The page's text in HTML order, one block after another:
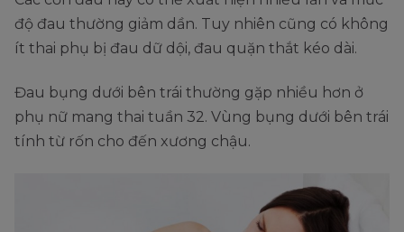
độ đau thường giảm dần. Tuy nhiên cũng có không
ít thai phụ bị đau dữ dội, đau quặn thắt kéo dài.
Đau bụng dưới bên trái thường gặp nhiều hơn ở
phụ nữ mang thai tuần 32. Vùng bụng dưới bên trái
tính từ rốn cho đến xương chậu.